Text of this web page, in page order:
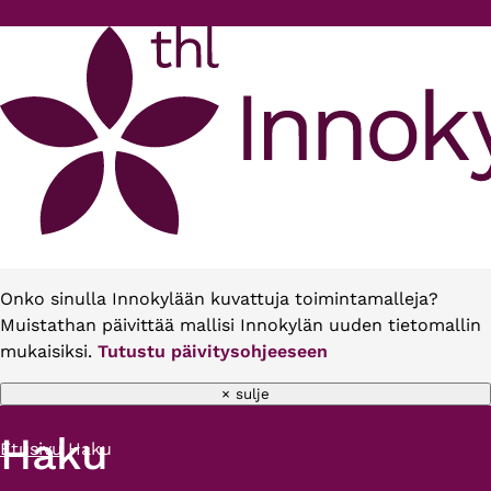
Onko sinulla Innokylään kuvattuja toimintamalleja?
Muistathan päivittää mallisi Innokylän uuden tietomallin
mukaisiksi. Tutustu päivitysohjeeseen
× sulje
Murupolku
Etusivu Haku
Haku